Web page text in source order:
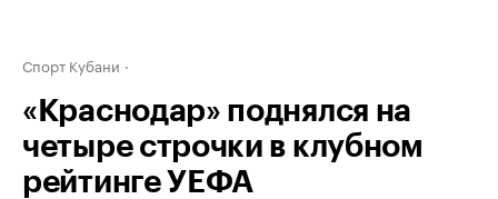
Спорт Кубани
«Краснодар» поднялся на
четыре строчки в клубном
рейтинге УЕФА